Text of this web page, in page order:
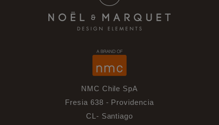
NMC Chile SpA
Fresia 638 - Providencia
CL- Santiago